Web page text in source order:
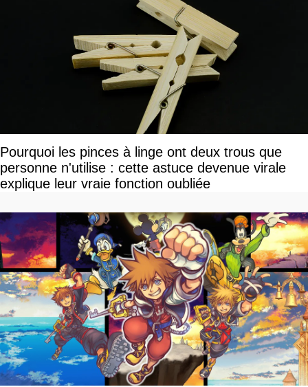
Pourquoi les pinces à linge ont deux trous que
personne n'utilise : cette astuce devenue virale
explique leur vraie fonction oubliée